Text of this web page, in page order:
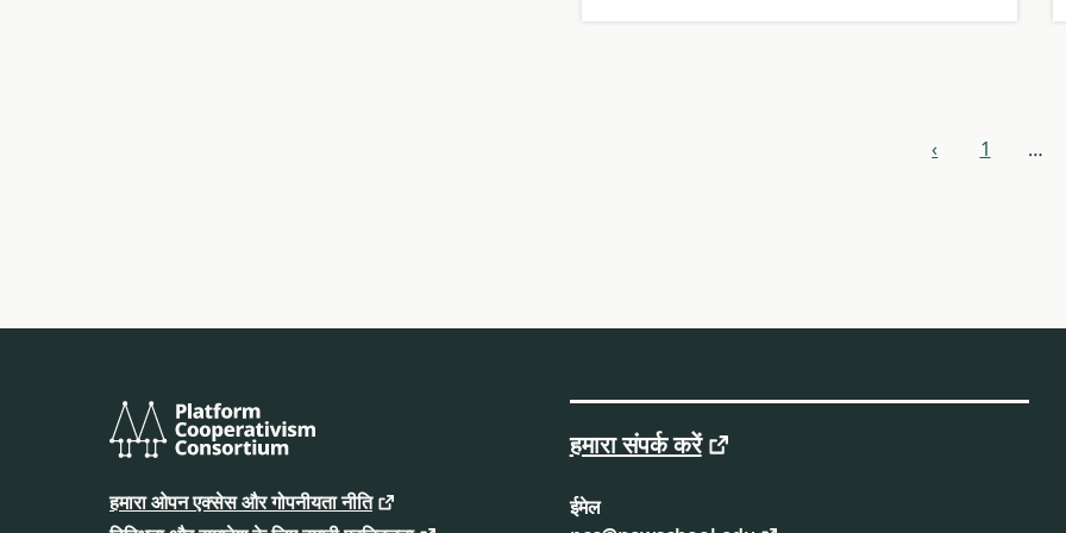
‹अगला 1 …
प्लेटफ़ॉर्म
कोऑपरेटिविज़म
कंसोर्टियम
हमारा ओपन एक्सेस और गोपनीयता नीति
हमारा संपर्क करें
ईमेल